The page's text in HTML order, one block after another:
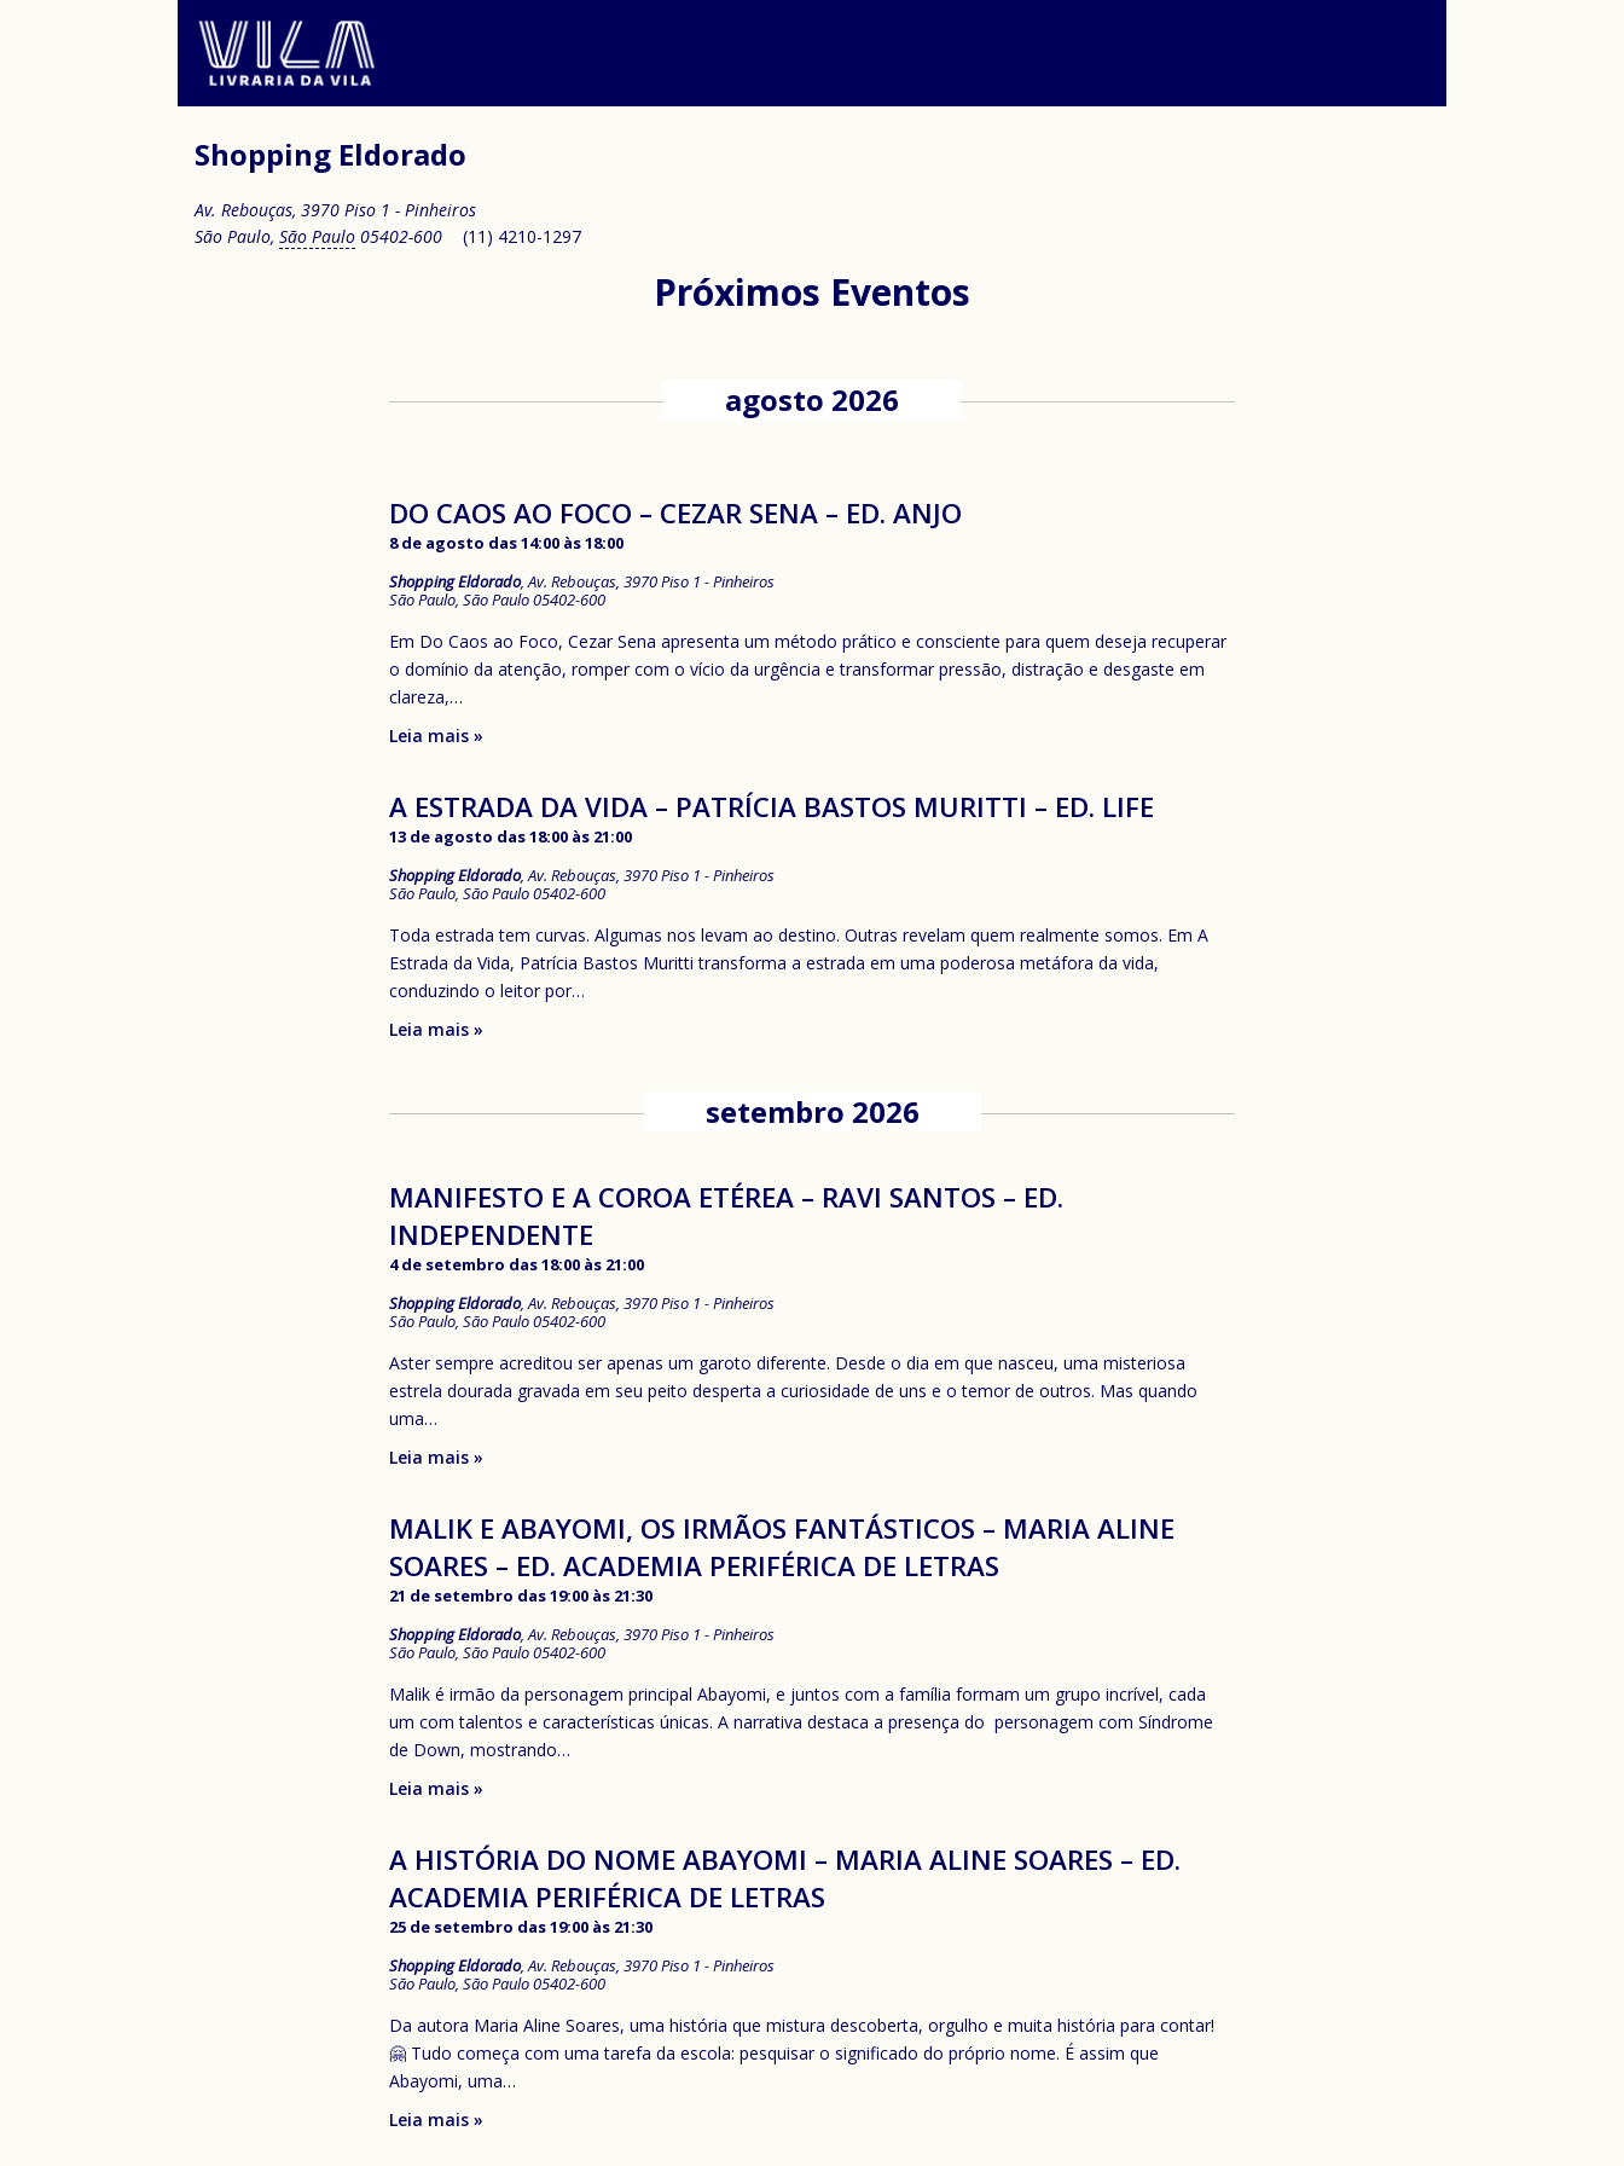
Shopping Eldorado
Av. Rebouças, 3970 Piso 1 - Pinheiros
São Paulo, São Paulo 05402-600 (11) 4210-1297
Próximos Eventos
agosto 2026
DO CAOS AO FOCO – CEZAR SENA – ED. ANJO
8 de agosto das 14:00 às18:00
Shopping Eldorado,Av. Rebouças, 3970 Piso 1 - Pinheiros
São Paulo, São Paulo05402-600
Em Do Caos ao Foco, Cezar Sena apresenta um método prático e consciente para quem deseja recuperar
o domínio da atenção, romper com o vício da urgência e transformar pressão, distração e desgaste em
clareza,…
Leia mais »
A ESTRADA DA VIDA – PATRÍCIA BASTOS MURITTI – ED. LIFE
13 de agosto das 18:00 às 21:00
Shopping Eldorado,Av. Rebouças, 3970 Piso 1 - Pinheiros
São Paulo, São Paulo05402-600
Toda estrada tem curvas. Algumas nos levam ao destino. Outras revelam quem realmente somos. Em A
Estrada da Vida, Patrícia Bastos Muritti transforma a estrada em uma poderosa metáfora da vida,
conduzindo o leitor por…
Leia mais »
setembro 2026
MANIFESTO E A COROA ETÉREA – RAVI SANTOS – ED.
INDEPENDENTE
4 de setembro das 18:00 às 21:00
Shopping Eldorado,Av. Rebouças, 3970 Piso 1 - Pinheiros
São Paulo, São Paulo05402-600
Aster sempre acreditou ser apenas um garoto diferente. Desde o dia em que nasceu, uma misteriosa
estrela dourada gravada em seu peito desperta a curiosidade de uns e o temor de outros. Mas quando
uma…
Leia mais »
MALIK E ABAYOMI, OS IRMÃOS FANTÁSTICOS – MARIA ALINE
SOARES – ED. ACADEMIA PERIFÉRICA DE LETRAS
21 de setembro das 19:00 às 21:30
Shopping Eldorado,Av. Rebouças, 3970 Piso 1 - Pinheiros
São Paulo, São Paulo05402-600
Malik é irmão da personagem principal Abayomi, e juntos com a família formam um grupo incrível, cada
um com talentos e características únicas. A narrativa destaca a presença do personagem com Síndrome
de Down, mostrando…
Leia mais »
A HISTÓRIA DO NOME ABAYOMI – MARIA ALINE SOARES – ED.
ACADEMIA PERIFÉRICA DE LETRAS
25 de setembro das 19:00 às 21:30
Shopping Eldorado,Av. Rebouças, 3970 Piso 1 - Pinheiros
São Paulo, São Paulo05402-600
Da autora Maria Aline Soares, uma história que mistura descoberta, orgulho e muita história para contar!
🤗 Tudo começa com uma tarefa da escola: pesquisar o significado do próprio nome. É assim que
Abayomi, uma…
Leia mais »